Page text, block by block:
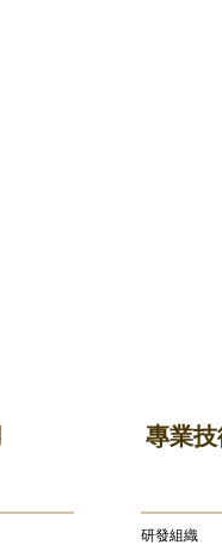
專業
研發組織